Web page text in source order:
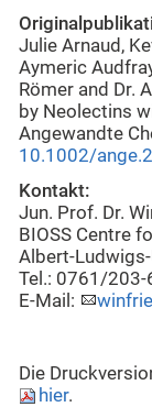
Julie Arnaud,
Aymeric
Römer and Dr.
by Neolectins
Angewandte
10.1002/
Kontakt:
Jun. Prof. Dr.
BIOSS Centre
Albert-
Tel.: 0761/203-
E-Mail:
Die
hier.